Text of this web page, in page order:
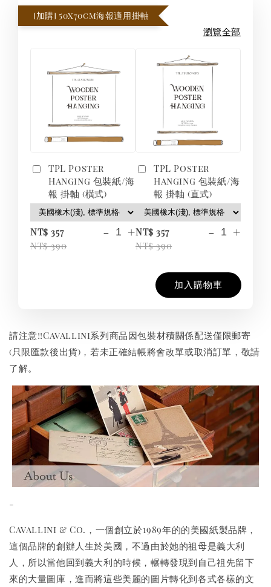
[加購] 50x70cm海報適用掛軸
瀏覽全部
TPL Poster
Hanging 包裝紙/海
報 掛軸 (橫式)
NT$ 357
NT$ 390
- +
TPL Poster
Hanging 包裝紙/海
報 掛軸 (直式)
NT$ 357
NT$ 390
- +
加入購物車
請注意!!Cavallini系列商品因包裝材積關係配送僅限郵寄
(只限匯款後出貨)，若未正確結帳將會改單或取消訂單，敬請
了解。
-
Cavallini & Co.，一個創立於1989年的的美國紙製品牌，
這個品牌的創辦人生於美國，不過由於她的祖母是義大利
人，所以當他回到義大利的時候，輾轉發現到自己祖先留下
來的大量圖庫，進而將這些美麗的圖片轉化到各式各樣的文